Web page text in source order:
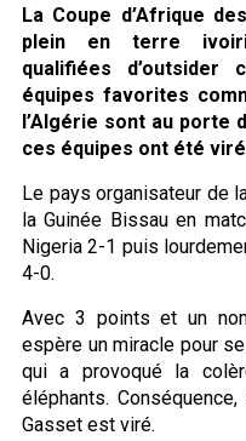
La Coupe d’Afrique
plein en terre
qualifiées d’outsider
équipes favorites
l’Algérie sont au porte
ces équipes ont été
Le pays organisateur de
la Guinée Bissau en
Nigeria 2-1 puis
4-0.
Avec 3 points et un
espère un miracle pour
qui a provoqué la
éléphants.
Gasset est viré.